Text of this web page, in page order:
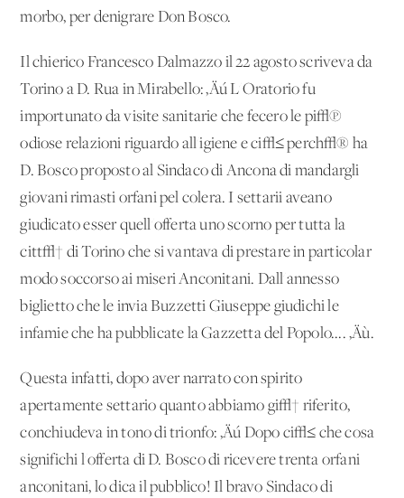
morbo, per denigrare Don Bosco.
Il chierico Francesco Dalmazzo il 22 agosto scriveva da
Torino a D. Rua in Mirabello: ‚Äú L'Oratorio fu
importunato da visite sanitarie che fecero le pi√π
odiose relazioni riguardo all'igiene e ci√≤ perch√® ha
D. Bosco proposto al Sindaco di Ancona di mandargli
giovani rimasti orfani pel colera. I settarii aveano
giudicato esser quell'offerta uno scorno per tutta la
citt√† di Torino che si vantava di prestare in particolar
modo soccorso ai miseri Anconitani. Dall'annesso
biglietto che le invia Buzzetti Giuseppe giudichi le
infamie che ha pubblicate la Gazzetta del Popolo.... ‚Äù.
Questa infatti, dopo aver narrato con spirito
apertamente settario quanto abbiamo gi√† riferito,
conchiudeva in tono di trionfo: ‚Äú Dopo ci√≤ che cosa
significhi l'offerta di D. Bosco di ricevere trenta orfani
anconitani, lo dica il pubblico! Il bravo Sindaco di